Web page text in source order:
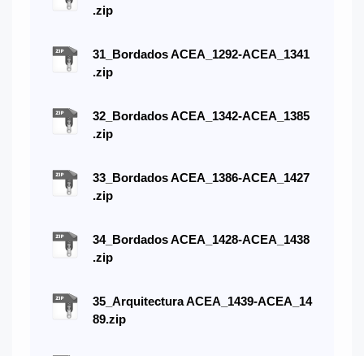
.zip
31_Bordados ACEA_1292-ACEA_1341
.zip
32_Bordados ACEA_1342-ACEA_1385
.zip
33_Bordados ACEA_1386-ACEA_1427
.zip
34_Bordados ACEA_1428-ACEA_1438
.zip
35_Arquitectura ACEA_1439-ACEA_14
89.zip